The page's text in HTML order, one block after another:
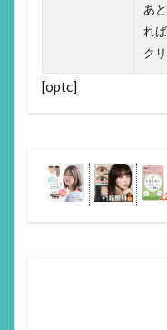
あ
れば
ク
[optc]